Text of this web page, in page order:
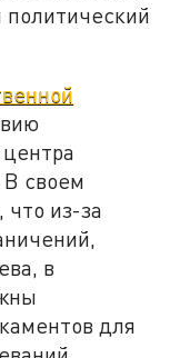
политический
своем
что из-за
в
для